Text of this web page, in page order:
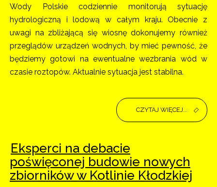
Wody Polskie codziennie monitorują sytuację
hydrologiczną i lodową w całym kraju. Obecnie z
uwagi na zbliżającą się wiosnę dokonujemy również
przeglądów urządzeń wodnych, by mieć pewność, że
będziemy gotowi na ewentualne wezbrania wód w
czasie roztopów. Aktualnie sytuacja jest stabilna.
CZYTAJ WIĘCEJ...
Eksperci na debacie
poświęconej budowie nowych
zbiorników w Kotlinie Kłodzkiej